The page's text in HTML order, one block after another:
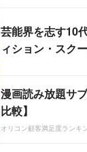
芸能界を志す10
ィション・スク
漫画読み放題サ
比較】
オリコン顧客満足度ランキ